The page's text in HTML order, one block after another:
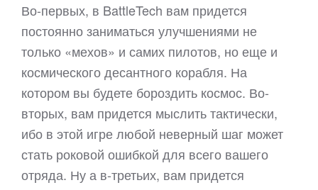
Во-первых, в BattleTech вам придется
постоянно заниматься улучшениями не
только «мехов» и самих пилотов, но еще и
космического десантного корабля. На
котором вы будете бороздить космос. Во-
вторых, вам придется мыслить тактически,
ибо в этой игре любой неверный шаг может
стать роковой ошибкой для всего вашего
отряда. Ну а в-третьих, вам придется